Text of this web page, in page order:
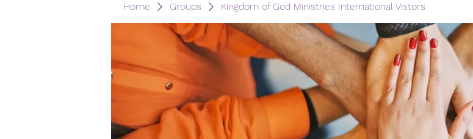
Home Groups Kingdom of God Ministries International Vistors